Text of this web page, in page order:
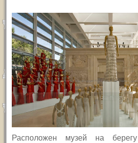
Расположен музей на